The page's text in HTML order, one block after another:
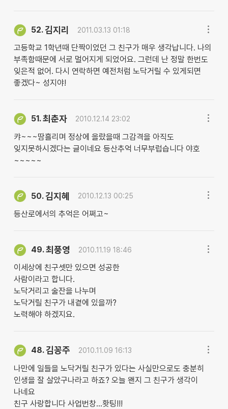
52.김지리 2011.03.13 01:18
고등학교 1학년때 단짝이었던 그 친구가 매우 생각납니다. 나의
부족함때문에 서로 멀어지게 되었어요. 그런데 난 정말 한번도
잊은적 없어. 다시 연락하면 예전처럼 노닥거릴 수 있게되면
좋겠다~ 성지야!
51.최춘자 2010.12.14 23:02
캬~~~땀흘리며 정상에 올랐을때 그감격을 아직도
잊지못하시겠다는 글이네요 등산추억 너무부럽습니다 야호
~~~~~
50.김지혜 2010.12.13 00:25
등산로에서의 추억은 어쩌고~
49.최풍영 2010.11.19 18:46
이세상에 친구셋만 있으면 성공한
사람이라고 합니다.
노닥거리고 술잔을 나누며
노닥거릴 친구가 내곁에 있을까?
노력해야 하겠지요.
48.김꽁주 2010.11.09 16:13
나만에 일들을 노닥거릴 친구가 있다는 사실만으로도 충분히
인생을 잘 살았구나라고 하죠? 오늘 왠지 그 친구가 생각이
나네요
친구 사랑합니다 사업번창...홧팅!!!